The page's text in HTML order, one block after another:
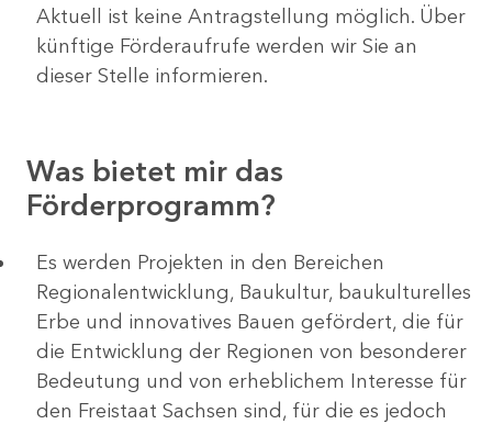
Aktuell ist keine Antragstellung möglich. Über
künftige Förderaufrufe werden wir Sie an
dieser Stelle informieren.
Was bietet mir das
Förderprogramm?
Es werden Projekten in den Bereichen
Regionalentwicklung, Baukultur, baukulturelles
Erbe und innovatives Bauen gefördert, die für
die Entwicklung der Regionen von besonderer
Bedeutung und von erheblichem Interesse für
den Freistaat Sachsen sind, für die es jedoch